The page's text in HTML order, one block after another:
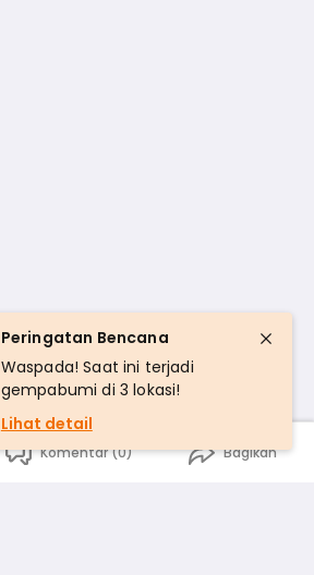
Komentar (0) Bagikan
Peringatan Bencana
Waspada! Saat ini terjadi
gempabumi di 3 lokasi!
Lihat detail